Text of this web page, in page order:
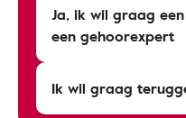
Ja, ik wil graag
een gehoorexpert
Ik wil graag